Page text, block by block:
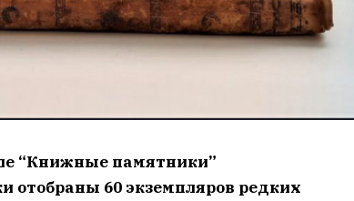
“Книжные памятники”
отобраны 60 экземпляров редких